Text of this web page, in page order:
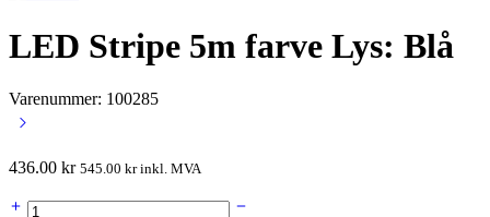
LED Stripe 5m farve Lys: Blå
Varenummer: 100285
436.00 kr 545.00 krinkl. MVA
LED